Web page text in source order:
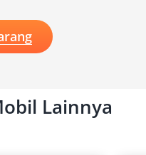
Lainnya